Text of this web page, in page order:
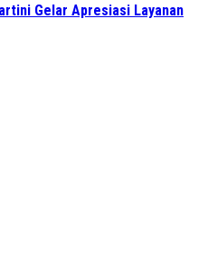
Gelar Apresiasi Layanan